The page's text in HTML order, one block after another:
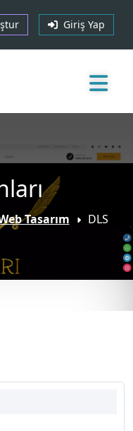
Giriş Yap
Tasarım
DLS